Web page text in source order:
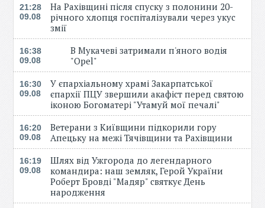
21:28
09.08
На Рахівщині після спуску з полонини 20-
річного хлопця госпіталізували через укус
змії
16:38
09.08
В Мукачеві затримали п'яного водія
"Opel"
16:30
09.08
У єпархіальному храмі Закарпатської
єпархії ПЦУ звершили акафіст перед святою
іконою Богоматері "Утамуй мої печалі"
16:20
09.08
Ветерани з Київщини підкорили гору
Апецьку на межі Тячівщини та Рахівщини
16:19
09.08
Шлях від Ужгорода до легендарного
командира: наш земляк, Герой України
Роберт Бровді "Мадяр" святкує День
народження